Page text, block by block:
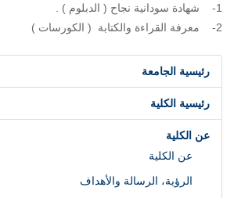
1- شهادة سودانية نجاح ( الدبلوم ) .
2- معرفة القراءة والكتابة ( الكورسات )
رئيسية الجامعة
رئيسية الكلية
عن الكلية
عن الكلية
الرؤية، الرسالة والأهداف